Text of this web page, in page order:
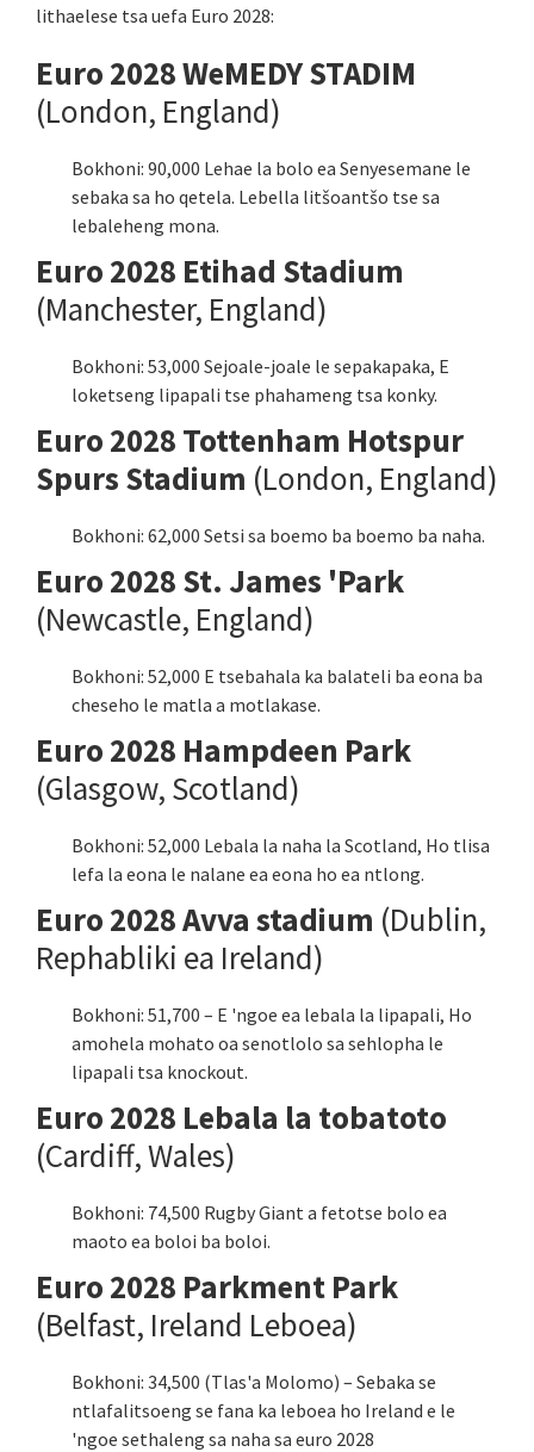
lithaelese tsa uefa Euro 2028:
Euro 2028 WeMEDY STADIM
(London, England)
Bokhoni: 90,000 Lehae la bolo ea Senyesemane le
sebaka sa ho qetela. Lebella litšoantšo tse sa
lebaleheng mona.
Euro 2028 Etihad Stadium
(Manchester, England)
Bokhoni: 53,000 Sejoale-joale le sepakapaka, E
loketseng lipapali tse phahameng tsa konky.
Euro 2028 Tottenham Hotspur
Spurs Stadium (London, England)
Bokhoni: 62,000 Setsi sa boemo ba boemo ba naha.
Euro 2028 St. James 'Park
(Newcastle, England)
Bokhoni: 52,000 E tsebahala ka balateli ba eona ba
cheseho le matla a motlakase.
Euro 2028 Hampdeen Park
(Glasgow, Scotland)
Bokhoni: 52,000 Lebala la naha la Scotland, Ho tlisa
lefa la eona le nalane ea eona ho ea ntlong.
Euro 2028 Avva stadium (Dublin,
Rephabliki ea Ireland)
Bokhoni: 51,700 – E 'ngoe ea lebala la lipapali, Ho
amohela mohato oa senotlolo sa sehlopha le
lipapali tsa knockout.
Euro 2028 Lebala la tobatoto
(Cardiff, Wales)
Bokhoni: 74,500 Rugby Giant a fetotse bolo ea
maoto ea boloi ba boloi.
Euro 2028 Parkment Park
(Belfast, Ireland Leboea)
Bokhoni: 34,500 (Tlas'a Molomo) – Sebaka se
ntlafalitsoeng se fana ka leboea ho Ireland e le
'ngoe sethaleng sa naha sa euro 2028